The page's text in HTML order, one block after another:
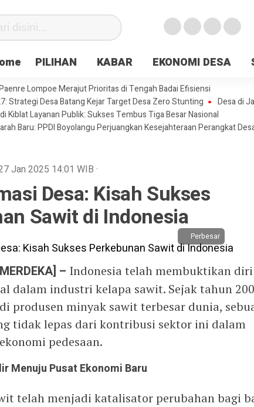
PILIHAN KABAR EKONOMI DESA
Lompoe Merajut Prioritas di Tengah Badai Efisiensi
Strategi Desa Batang Kejar Target Desa Zero Stunting
Desa di
Kiblat Layanan Publik: Sukses Tembus Tiga Besar Nasional
Baru: PPDI Boyolangu Perjuangkan Kesejahteraan Perangkat
Jan 2025 14:01 WIB ·
Desa: Kisah Sukses
Sawit di Indonesia
Perbesar
– Indonesia telah membuktikan diri
dalam industri kelapa sawit. Sejak tahun
produsen minyak sawit terbesar dunia,
tidak lepas dari kontribusi sektor ini dalam
pedesaan.
Menuju Pusat Ekonomi Baru
telah menjadi katalisator perubahan bagi